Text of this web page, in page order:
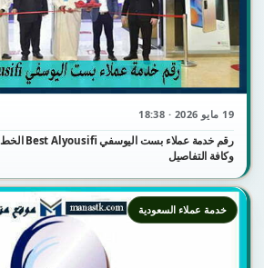
19 مايو 2026 · 18:38
وكافة التفاصيل
خدمة عملاء السعودية